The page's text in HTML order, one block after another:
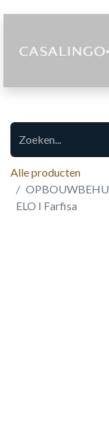
Alle producten
ELO I Farfisa